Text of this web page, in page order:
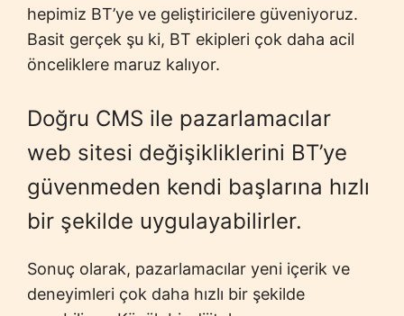
hepimiz BT’ye ve geliştiricilere güveniyoruz.
Basit gerçek şu ki, BT ekipleri çok daha acil
önceliklere maruz kalıyor.
Doğru CMS ile pazarlamacılar
web sitesi değişikliklerini BT’ye
güvenmeden kendi başlarına hızlı
bir şekilde uygulayabilirler.
Sonuç olarak, pazarlamacılar yeni içerik ve
deneyimleri çok daha hızlı bir şekilde